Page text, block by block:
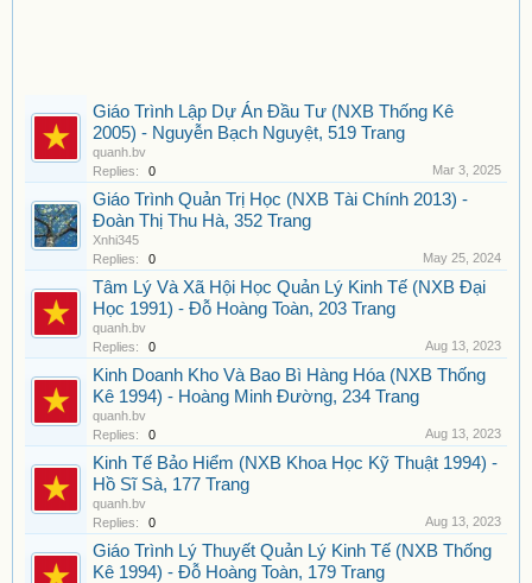
Giáo Trình Lập Dự Án Đầu Tư (NXB Thống Kê
2005) - Nguyễn Bạch Nguyệt, 519 Trang
quanh.bv
Replies:
0 Mar 3, 2025
Giáo Trình Quản Trị Học (NXB Tài Chính 2013) -
Đoàn Thị Thu Hà, 352 Trang
Xnhi345
Replies:
0 May 25, 2024
Tâm Lý Và Xã Hội Học Quản Lý Kinh Tế (NXB Đại
Học 1991) - Đỗ Hoàng Toàn, 203 Trang
quanh.bv
Replies:
0 Aug 13, 2023
Kinh Doanh Kho Và Bao Bì Hàng Hóa (NXB Thống
Kê 1994) - Hoàng Minh Đường, 234 Trang
quanh.bv
Replies:
0 Aug 13, 2023
Kinh Tế Bảo Hiểm (NXB Khoa Học Kỹ Thuật 1994) -
Hồ Sĩ Sà, 177 Trang
quanh.bv
Replies:
0 Aug 13, 2023
Giáo Trình Lý Thuyết Quản Lý Kinh Tế (NXB Thống
Kê 1994) - Đỗ Hoàng Toàn, 179 Trang